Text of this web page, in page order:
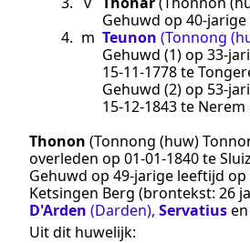
Gehuwd op 40-
4. m Teunon (Tonnong
Gehuwd (1) op 33-
15‑11‑1778te
Gehuwd (2) op 53-
15‑12‑1843te Nerem
Thonon (Tonnong (huw)
overleden op 01‑01‑1840te
Gehuwd op 49-jarige leeftijd op
Ketsingen Berg (brontekst: 26
D'Arden (Darden), Servatiusen
Uit dit huwelijk: